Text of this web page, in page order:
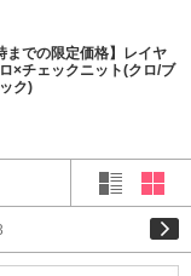
までの限定価格】レイヤ
×チェックニット(クロ/ブ
ク)